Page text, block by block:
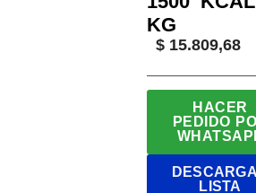
KG
$ 15.809,68
HACER
PEDIDO
LISTA